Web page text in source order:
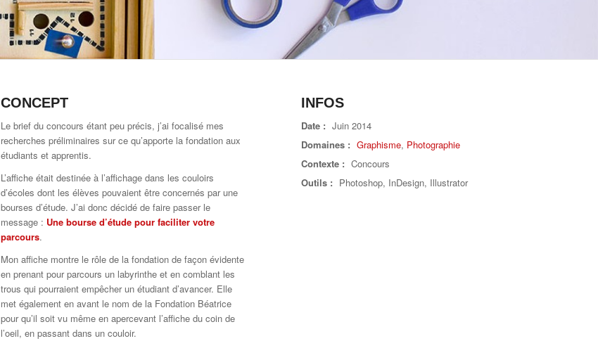
CONCEPT
Le brief du concours étant peu précis, j’ai focalisé mes
recherches préliminaires sur ce qu’apporte la fondation aux
étudiants et apprentis.
L’affiche était destinée à l’affichage dans les couloirs
d’écoles dont les élèves pouvaient être concernés par une
bourses d’étude. J’ai donc décidé de faire passer le
message : Une bourse d’étude pour faciliter votre
parcours.
Mon affiche montre le rôle de la fondation de façon évidente
en prenant pour parcours un labyrinthe et en comblant les
trous qui pourraient empêcher un étudiant d’avancer. Elle
met également en avant le nom de la Fondation Béatrice
pour qu’il soit vu même en apercevant l’affiche du coin de
l’oeil, en passant dans un couloir.
INFOS
Date : Juin 2014
Domaines : Graphisme, Photographie
Contexte : Concours
Outils : Photoshop, InDesign, Illustrator